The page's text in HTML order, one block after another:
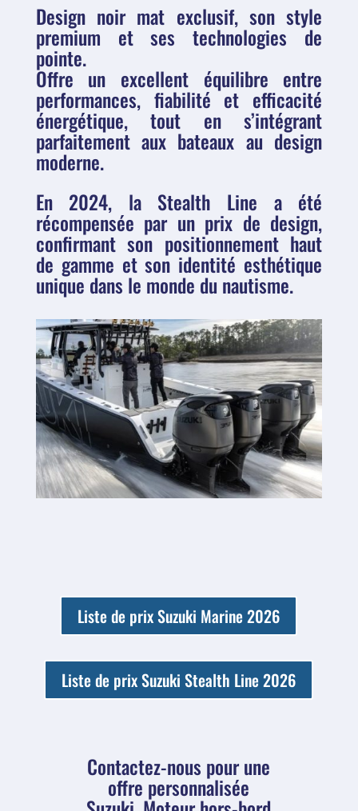
Design noir mat exclusif, son style
premium et ses technologies de
pointe.
Offre un excellent équilibre entre
performances, fiabilité et efficacité
énergétique, tout en s’intégrant
parfaitement aux bateaux au design
moderne.
En 2024, la Stealth Line a été
récompensée par un prix de design,
confirmant son positionnement haut
de gamme et son identité esthétique
unique dans le monde du nautisme.
Liste de prix Suzuki Marine 2026
Liste de prix Suzuki Stealth Line 2026
Contactez-nous pour une
offre personnalisée